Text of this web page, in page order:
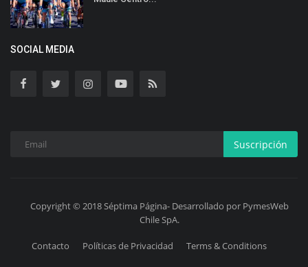
SOCIAL MEDIA
Suscripción
Copyright © 2018 Séptima Página- Desarrollado por PymesWeb
Chile SpA.
Contacto Políticas de Privacidad Terms & Conditions